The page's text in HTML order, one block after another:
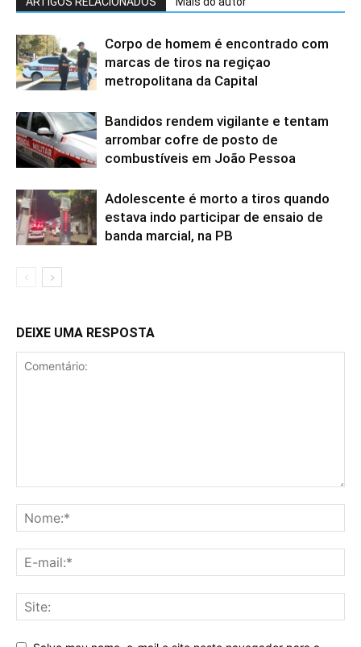
Corpo de homem é encontrado com
marcas de tiros na regiçao
metropolitana da Capital
Bandidos rendem vigilante e tentam
arrombar cofre de posto de
combustíveis em João Pessoa
Adolescente é morto a tiros quando
estava indo participar de ensaio de
banda marcial, na PB
DEIXE UMA RESPOSTA